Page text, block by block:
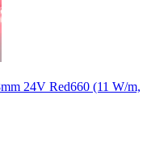
24V Red660 (11 W/m,